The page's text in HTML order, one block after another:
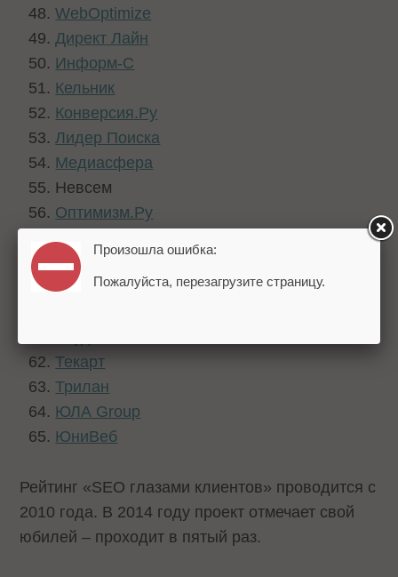
WebOptimize
Директ Лайн
Информ-С
Кельник
Конверсия.Ру
Лидер Поиска
Медиасфера
Невсем
Оптимизм.Ру
Пиксель Плюс
Портал Инфо
РБС (bdbd.ru)
Текарт
Трилан
ЮЛА Group
ЮниВеб
Рейтинг «SEO глазами клиентов» проводится с
2010 года. В 2014 году проект отмечает свой
юбилей – проходит в пятый раз.
Произошла ошибка:
Пожалуйста, перезагрузите страницу.